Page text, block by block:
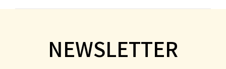
NEWSLETTER